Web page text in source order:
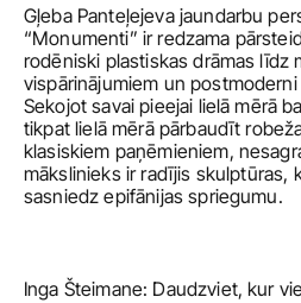
Gļeba Panteļejeva jaundarbu
“Monumenti” ir redzama
rodēniski plastiskas drāmas līdz
vispārinājumiem un postmoderni
Sekojot savai pieejai lielā mērā
tikpat lielā mērā pārbaudīt
klasiskiem paņēmieniem,
mākslinieks ir radījis skulptūras,
sasniedz epifānijas spriegumu.
Inga Šteimane: Daudzviet, kur